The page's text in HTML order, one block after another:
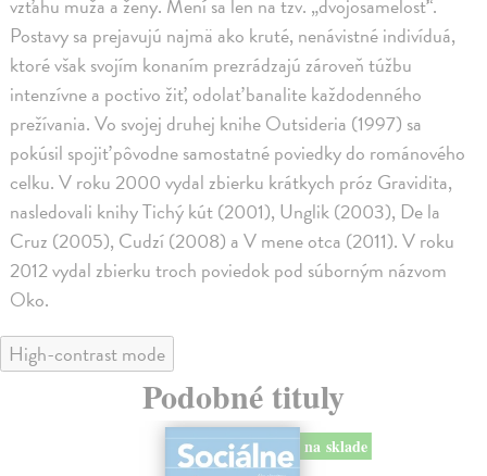
vzťahu muža a ženy. Mení sa len na tzv. „dvojosamelosť“.
Postavy sa prejavujú najmä ako kruté, nenávistné indivíduá,
ktoré však svojím konaním prezrádzajú zároveň túžbu
intenzívne a poctivo žiť, odolať banalite každodenného
prežívania. Vo svojej druhej knihe Outsideria (1997) sa
pokúsil spojiť pôvodne samostatné poviedky do románového
celku. V roku 2000 vydal zbierku krátkych próz Gravidita,
nasledovali knihy Tichý kút (2001), Unglik (2003), De la
Cruz (2005), Cudzí (2008) a V mene otca (2011). V roku
2012 vydal zbierku troch poviedok pod súborným názvom
Oko.
High-contrast mode
Podobné tituly
na sklade